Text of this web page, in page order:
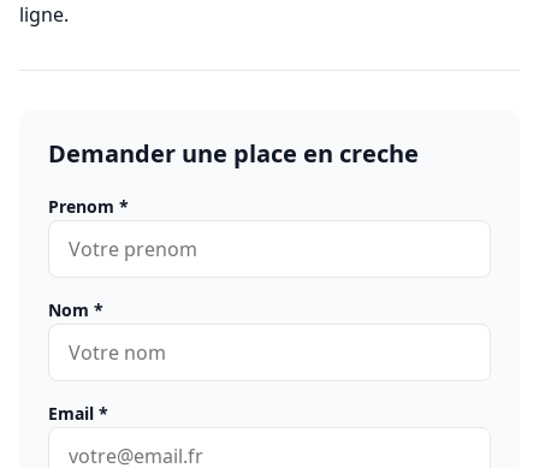
ligne.
Demander une place en creche
Prenom *
Nom *
Email *